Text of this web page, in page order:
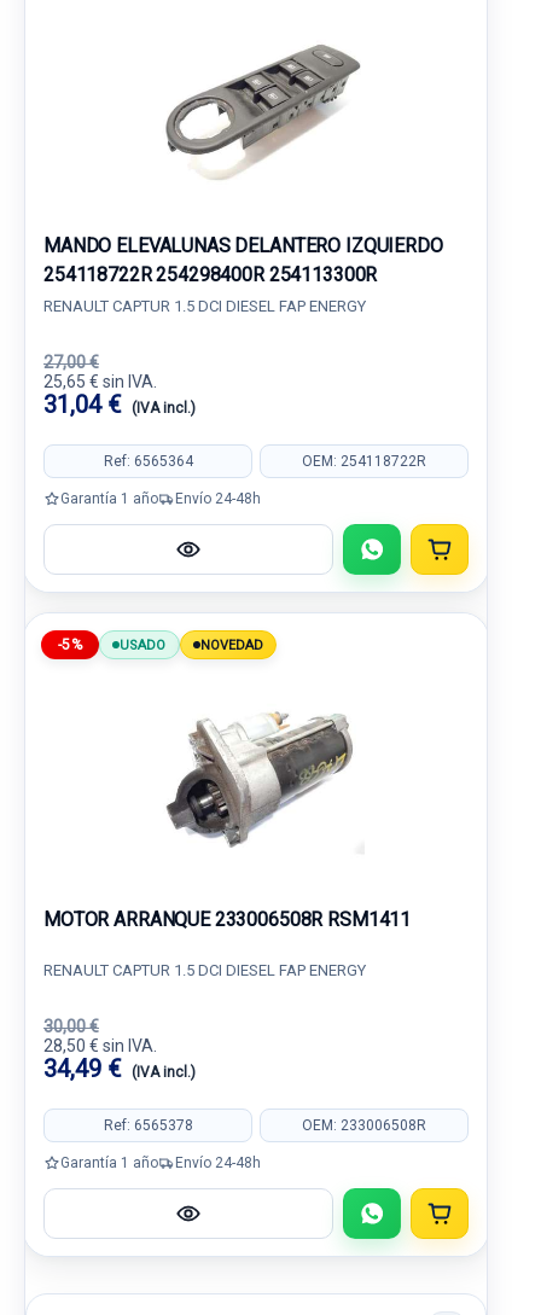
MANDO ELEVALUNAS DELANTERO IZQUIERDO
254118722R 254298400R 254113300R
RENAULT CAPTUR 1.5 DCI DIESEL FAP ENERGY
27,00 €
25,65 € sin IVA.
31,04 € (IVA incl.)
Ref: 6565364 OEM: 254118722R
Garantía 1 año Envío 24-48h
-5% USADO NOVEDAD
MOTOR ARRANQUE 233006508R RSM1411
RENAULT CAPTUR 1.5 DCI DIESEL FAP ENERGY
30,00 €
28,50 € sin IVA.
34,49 € (IVA incl.)
Ref: 6565378 OEM: 233006508R
Garantía 1 año Envío 24-48h